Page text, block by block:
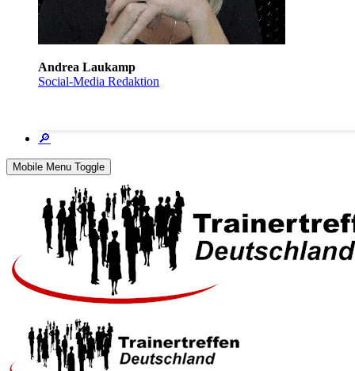
Andrea Laukamp
Social-Media Redaktion
🔎
Mobile Menu Toggle